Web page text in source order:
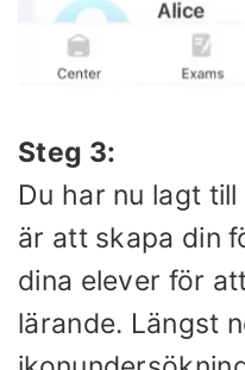
Steg 3:
Du har nu lagt
är att skapa din
dina elever för
lärande. Längst